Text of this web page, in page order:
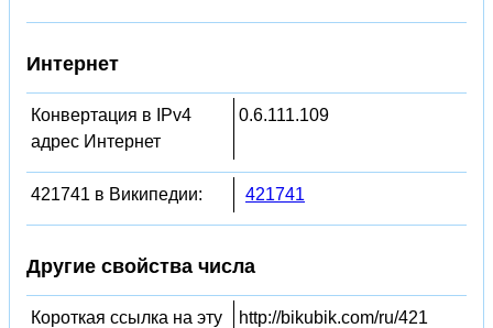
Интернет
Конвертация в IPv4
адрес Интернет
0.6.111.109
421741 в Википедии: 421741
Другие свойства числа
Короткая ссылка на эту
http://bikubik.com/ru/421